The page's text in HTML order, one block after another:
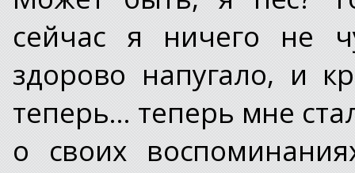
сейчас я ничего не
здорово напугало, и
теперь… теперь мне
о своих